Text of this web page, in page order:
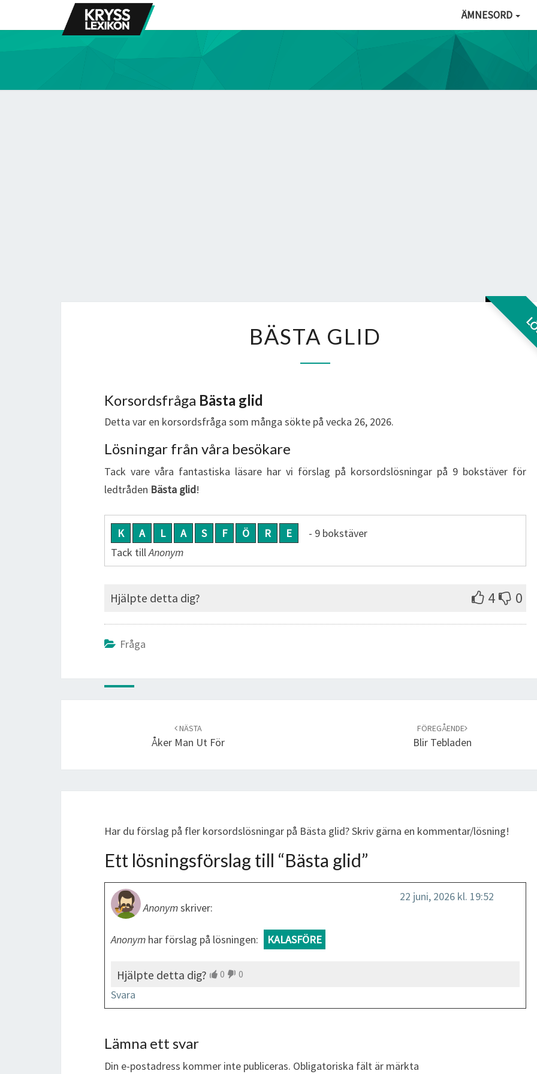
ÄMNESORD
GLID
BÄSTA GLID
Korsordsfråga Bästa glid
Detta var en korsordsfråga som många sökte på vecka 26, 2026.
Lösningar från våra besökare
Tack vare våra fantastiska läsare har vi förslag på korsordslösningar på 9 bokstäver för
ledtråden Bästa glid!
K A L A S F Ö R E
- 9 bokstäver
Tack tillAnonym
Hjälpte detta dig? 4 0
Fråga
NÄSTA
Åker Man Ut För
FÖREGÅENDE
Blir Tebladen
Har du förslag på fler korsordslösningar på Bästa glid? Skriv gärna en kommentar/lösning!
Ett lösningsförslag till “Bästa glid”
Anonymskriver:
22 juni, 2026 kl. 19:52
Anonym har förslag på lösningen: KALASFÖRE
Hjälpte detta dig? 0 0
Svara
Lämna ett svar
Din e-postadress kommer inte publiceras. Obligatoriska fält är märkta